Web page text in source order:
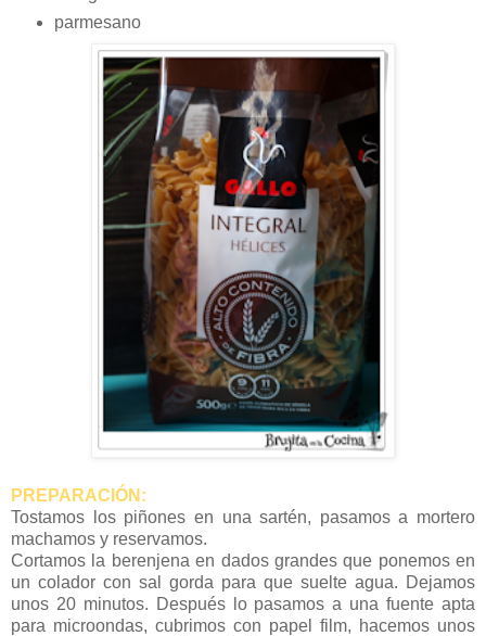
parmesano
PREPARACIÓN:
Tostamos los piñones en una sartén, pasamos a mortero
machamos y reservamos.
Cortamos la berenjena en dados grandes que ponemos en
un colador con sal gorda para que suelte agua. Dejamos
unos 20 minutos. Después lo pasamos a una fuente apta
para microondas, cubrimos con papel film, hacemos unos